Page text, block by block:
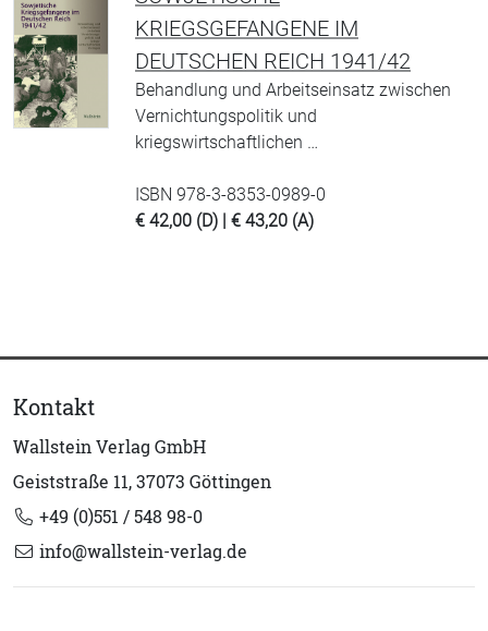
KRIEGSGEFANGENE IM
DEUTSCHEN REICH 1941/42
Behandlung und Arbeitseinsatz zwischen
Vernichtungspolitik und
kriegswirtschaftlichen …
ISBN 978-3-8353-0989-0
€ 42,00 (D) | € 43,20 (A)
Kontakt
Wallstein Verlag GmbH
Geiststraße 11, 37073 Göttingen
+49 (0)551 / 548 98-0
info@wallstein-verlag.de